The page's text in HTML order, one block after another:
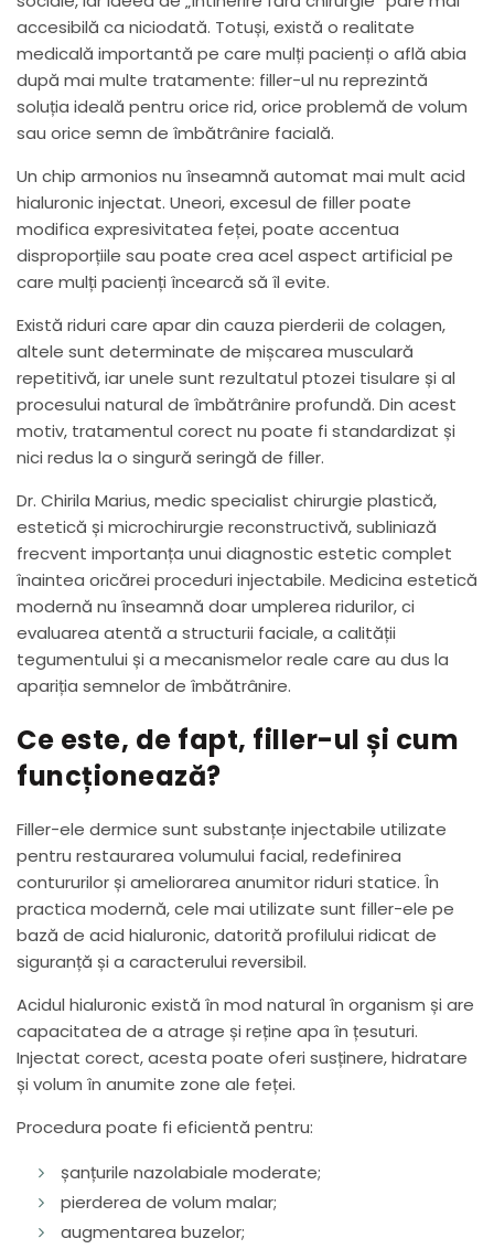
accesibilă ca niciodată. Totuși, există o realitate
medicală importantă pe care mulți pacienți o află abia
după mai multe tratamente: filler-ul nu reprezintă
soluția ideală pentru orice rid, orice problemă de volum
sau orice semn de îmbătrânire facială.
Un chip armonios nu înseamnă automat mai mult acid
hialuronic injectat. Uneori, excesul de filler poate
modifica expresivitatea feței, poate accentua
disproporțiile sau poate crea acel aspect artificial pe
care mulți pacienți încearcă să îl evite.
Există riduri care apar din cauza pierderii de colagen,
altele sunt determinate de mișcarea musculară
repetitivă, iar unele sunt rezultatul ptozei tisulare și al
procesului natural de îmbătrânire profundă. Din acest
motiv, tratamentul corect nu poate fi standardizat și
nici redus la o singură seringă de filler.
Dr. Chirila Marius, medic specialist chirurgie plastică,
estetică și microchirurgie reconstructivă, subliniază
frecvent importanța unui diagnostic estetic complet
înaintea oricărei proceduri injectabile. Medicina estetică
modernă nu înseamnă doar umplerea ridurilor, ci
evaluarea atentă a structurii faciale, a calității
tegumentului și a mecanismelor reale care au dus la
apariția semnelor de îmbătrânire.
Ce este, de fapt, filler-ul și cum
funcționează?
Filler-ele dermice sunt substanțe injectabile utilizate
pentru restaurarea volumului facial, redefinirea
contururilor și ameliorarea anumitor riduri statice. În
practica modernă, cele mai utilizate sunt filler-ele pe
bază de acid hialuronic, datorită profilului ridicat de
siguranță și a caracterului reversibil.
Acidul hialuronic există în mod natural în organism și are
capacitatea de a atrage și reține apa în țesuturi.
Injectat corect, acesta poate oferi susținere, hidratare
și volum în anumite zone ale feței.
Procedura poate fi eficientă pentru:
șanțurile nazolabiale moderate;
pierderea de volum malar;
augmentarea buzelor;